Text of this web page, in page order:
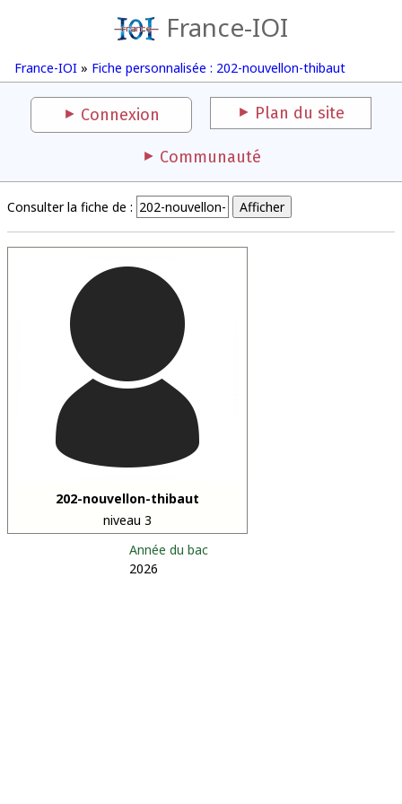
France-IOI
France-IOI » Fiche personnalisée : 202-nouvellon-thibaut
Connexion Plan du site
Communauté
Consulter la fiche de :
202-nouvellon-thibaut
niveau 3
Année du bac
2026